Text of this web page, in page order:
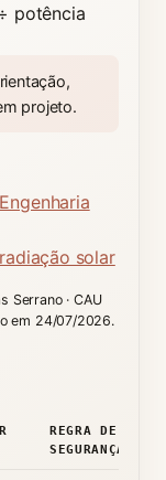
potência
projeto.
solar
Serrano · CAU
em 24/07/2026.
REGRA DE
SEGURANÇA